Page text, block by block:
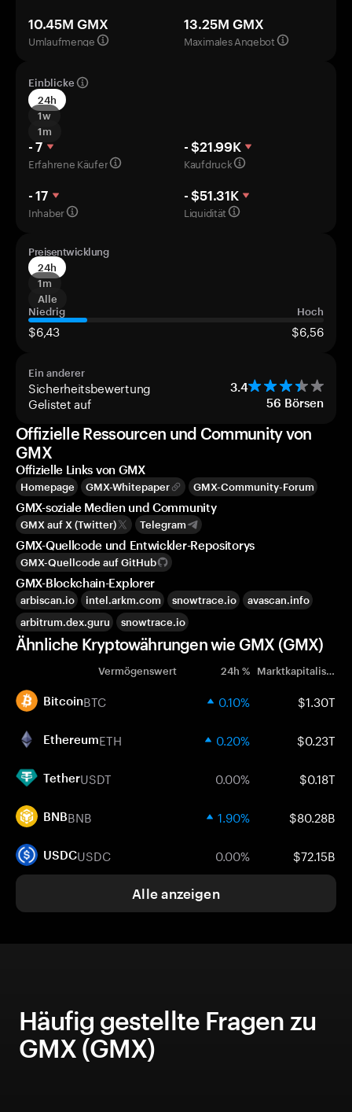
10.45M GMX
Umlaufmenge
13.25M GMX
Maximales Angebot
Einblicke
24h
1w
1m
- 7
Erfahrene Käufer
- $21.99K
Kaufdruck
- 17
Inhaber
- $51.31K
Liquidität
Preisentwicklung
24h
1m
Alle
Niedrig
Hoch
$6,43 $6,56
Ein anderer
Sicherheitsbewertung 3.4
Gelistet auf 56 Börsen
Offizielle Ressourcen und Community von
GMX
Offizielle Links von GMX
Homepage GMX-Whitepaper GMX-Community-Forum
GMX-soziale Medien und Community
GMX auf X (Twitter) Telegram
GMX-Quellcode und Entwickler-Repositorys
GMX-Quellcode auf GitHub
GMX-Blockchain-Explorer
arbiscan.io intel.arkm.com snowtrace.io
avascan.info
arbitrum.dex.guru
snowtrace.io
Ähnliche Kryptowährungen wie GMX (GMX)
Vermögenswert 24h % Marktkapitalisierung
BitcoinBTC 0.10% $1.30T
EthereumETH 0.20% $0.23T
TetherUSDT 0.00% $0.18T
BNBBNB 1.90% $80.28B
USDCUSDC 0.00% $72.15B
Alle anzeigen
Häufig gestellte Fragen zu
GMX (GMX)